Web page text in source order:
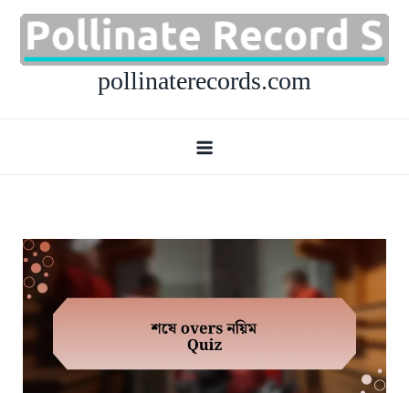
Skip
content
pollinaterecords.com